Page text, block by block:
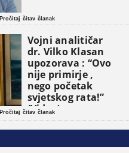
Pročitaj čitav članak
Vojni analitičar
dr. Vilko Klasan
upozorava : “Ovo
nije primirje ,
nego početak
svjetskog rata!”
(Video)
Pročitaj čitav članak